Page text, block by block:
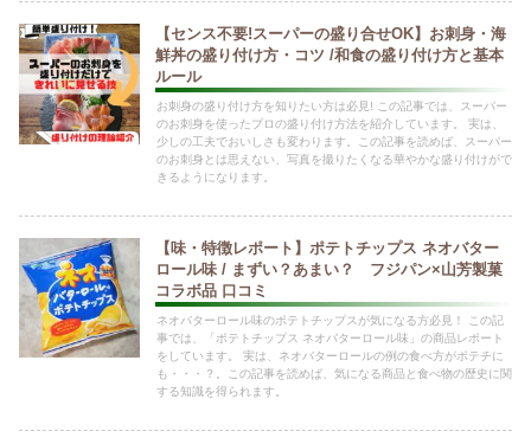
【センス不要!スーパーの盛り合せOK】お刺身・海
鮮丼の盛り付け方・コツ /和食の盛り付け方と基本
ルール
お刺身の盛り付け方を知りたい方は必見! この記事では、スーパー
のお刺身を使ったプロの盛り付け方法を紹介しています。 実は、
少しの工夫でおいしさも変わります。この記事を読めば、スーパー
のお刺身とは思えない、写真を撮りたくなる華やかな盛り付けがで
きるようになります。
【味・特徴レポート】ポテトチップス ネオバター
ロール味 / まずい？あまい？ フジパン×山芳製菓
コラボ品 口コミ
ネオバターロール味のポテトチップスが気になる方必見！ この記
事では、「ポテトチップス ネオバターロール味」の商品レポート
をしています。 実は、ネオバターロールの例の食べ方がポテチに
も・・・？。この記事を読めば、気になる商品と食べ物の歴史に関
する知識を得られます。